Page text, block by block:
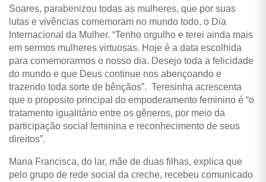
Soares, parabenizou todas as mulheres, que por suas
lutas e vivências comemoram no mundo todo, o Dia
Internacional da Mulher. “Tenho orgulho e terei ainda mais
em sermos mulheres virtuosas. Hoje é a data escolhida
para comemorarmos o nosso dia. Desejo toda a felicidade
do mundo e que Deus continue nos abençoando e
trazendo toda sorte de bênçãos”. Teresinha acrescenta
que o proposito principal do empoderamento feminino é “o
tratamento igualitário entre os gêneros, por meio da
participação social feminina e reconhecimento de seus
direitos”.
Maria Francisca, do lar, mãe de duas filhas, explica que
pelo grupo de rede social da creche, recebeu comunicado